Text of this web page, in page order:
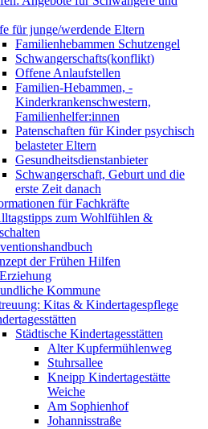
für junge/werdende Eltern
Familienhebammen Schutzengel
Schwangerschafts(konflikt)
Offene Anlaufstellen
Familien-Hebammen, -
Kinderkrankenschwestern,
Familienhelfer:innen
Patenschaften für Kinder psychisch
belasteter Eltern
Gesundheitsdienstanbieter
Schwangerschaft, Geburt und die
erste Zeit danach
für Fachkräfte
zum Wohlfühlen &
der Frühen Hilfen
Kommune
Kitas & Kindertagespflege
Städtische Kindertagesstätten
Alter Kupfermühlenweg
Stuhrsallee
Kneipp Kindertagestätte
Weiche
Am Sophienhof
Johannisstraße